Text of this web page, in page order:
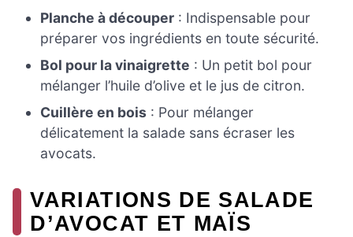
Planche à découper : Indispensable pour
préparer vos ingrédients en toute sécurité.
Bol pour la vinaigrette : Un petit bol pour
mélanger l’huile d’olive et le jus de citron.
Cuillère en bois : Pour mélanger
délicatement la salade sans écraser les
avocats.
VARIATIONS DE SALADE
D’AVOCAT ET MAÏS